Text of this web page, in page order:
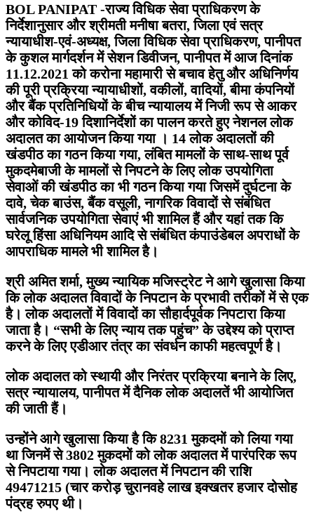
BOL PANIPAT -राज्य विधिक सेवा प्राधिकरण के
निर्देशानुसार और श्रीमती मनीषा बतरा, जिला एवं सत्र
न्यायाधीश-एवं-अध्यक्ष, जिला विधिक सेवा प्राधिकरण, पानीपत
के कुशल मार्गदर्शन में सेशन डिवीजन, पानीपत में आज दिनांक
11.12.2021 को करोना महामारी से बचाव हेतु और अधिनिर्णय
की पूरी प्रक्रिया न्यायाधीशों, वकीलों, वादियों, बीमा कंपनियों
और बैंक प्रतिनिधियों के बीच न्यायालय में निजी रूप से आकर
और कोविद-19 दिशानिर्देशों का पालन करते हुए नेशनल लोक
अदालत का आयोजन किया गया । 14 लोक अदालतों की
खंडपीठ का गठन किया गया, लंबित मामलों के साथ-साथ पूर्व
मुकदमेबाजी के मामलों से निपटने के लिए लोक उपयोगिता
सेवाओं की खंडपीठ का भी गठन किया गया जिसमें दुर्घटना के
दावे, चेक बाउंस, बैंक वसूली, नागरिक विवादों से संबंधित
सार्वजनिक उपयोगिता सेवाएं भी शामिल हैं और यहां तक कि
घरेलू हिंसा अधिनियम आदि से संबंधित कंपाउंडेबल अपराधों के
आपराधिक मामले भी शामिल है।
श्री अमित शर्मा, मुख्य न्यायिक मजिस्ट्रेट ने आगे खुलासा किया
कि लोक अदालत विवादों के निपटान के प्रभावी तरीकों में से एक
है। लोक अदालतों में विवादों का सौहार्दपूर्वक निपटारा किया
जाता है। “सभी के लिए न्याय तक पहुंच” के उद्देश्य को प्राप्त
करने के लिए एडीआर तंत्र का संवर्धन काफी महत्वपूर्ण है।
लोक अदालत को स्थायी और निरंतर प्रक्रिया बनाने के लिए,
सत्र न्यायालय, पानीपत में दैनिक लोक अदालतें भी आयोजित
की जाती हैं।
उन्होंने आगे खुलासा किया है कि 8231 मुकदमों को लिया गया
था जिनमें से 3802 मुकदमों को लोक अदालत में पारंपरिक रूप
से निपटाया गया। लोक अदालत में निपटान की राशि
49471215 (चार करोड़ चुरानवहे लाख इक्खतर हजार दोसोह
पंद्रह रुपए थी।